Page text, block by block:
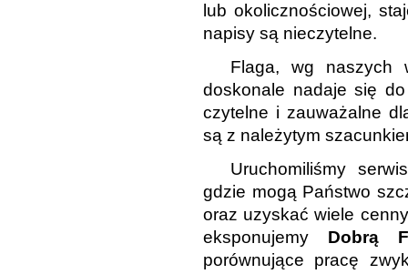
lub okolicznościowej,
napisy są nieczytelne.
Flaga, wg naszych
doskonale nadaje się
czytelne i zauważalne
są z należytym
Uruchomiliśmy
gdzie mogą Państwo
oraz uzyskać wiele
eksponujemy Dobrą
porównujące pracę